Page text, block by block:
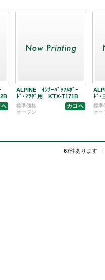
ALPINE ｲﾝﾅｰﾊﾞｯﾌﾙﾎﾞｰ
ﾄﾞ･ﾏﾂﾀﾞ用 KTX-T171B
標準価格
オープン
ﾄﾞ
標準
オー
67件あります